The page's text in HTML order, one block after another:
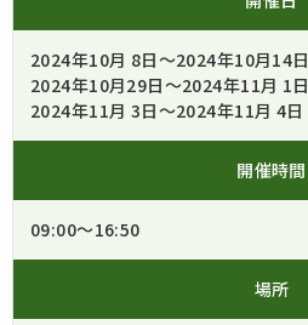
2024年10月 8日～2024年10月14日
2024年10月29日～2024年11月 1日
2024年11月 3日～2024年11月 4日
開催時間
09:00～16:50
場所